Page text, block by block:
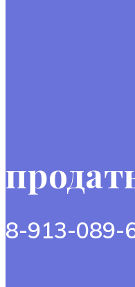
8-913-089-